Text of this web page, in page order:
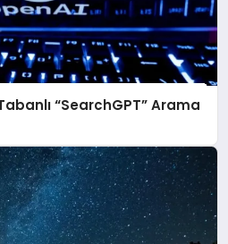
“SearchGPT” Arama